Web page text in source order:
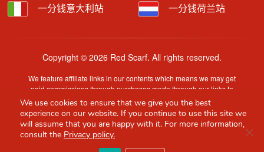
一分钱意大利站 一分钱荷兰站
Copyright © 2026 Red Scarf. All rights reserved.
We feature affiliate links in our contents which means we may get
paid commissions through purchases made through our links to
retailer sites.
Content is provided by users, brands or merchants. Some
information may have been generated by AI and is provided for
guidance only. Accuracy and availability may change without prior
We use cookies to ensure that we give you the best
experience on our website. If you continue to use this site we
will assume that you are happy with it. For more information,
consult the Privacy policy.